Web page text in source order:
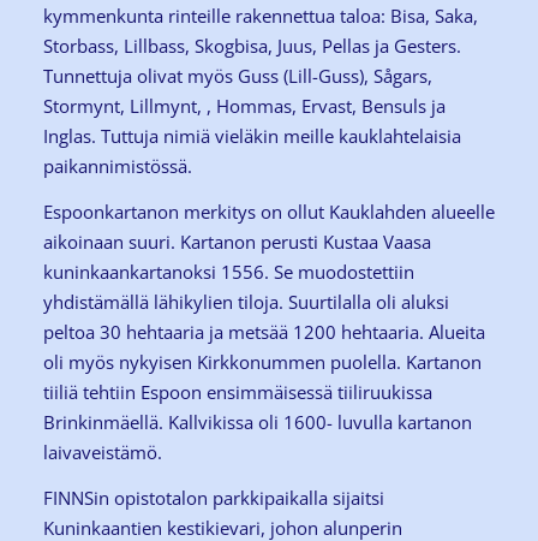
kymmenkunta rinteille rakennettua taloa: Bisa, Saka,
Storbass, Lillbass, Skogbisa, Juus, Pellas ja Gesters.
Tunnettuja olivat myös Guss (Lill-Guss), Sågars,
Stormynt, Lillmynt, , Hommas, Ervast, Bensuls ja
Inglas. Tuttuja nimiä vieläkin meille kauklahtelaisia
paikannimistössä.
Espoonkartanon merkitys on ollut Kauklahden alueelle
aikoinaan suuri. Kartanon perusti Kustaa Vaasa
kuninkaankartanoksi 1556. Se muodostettiin
yhdistämällä lähikylien tiloja. Suurtilalla oli aluksi
peltoa 30 hehtaaria ja metsää 1200 hehtaaria. Alueita
oli myös nykyisen Kirkkonummen puolella. Kartanon
tiiliä tehtiin Espoon ensimmäisessä tiiliruukissa
Brinkinmäellä. Kallvikissa oli 1600- luvulla kartanon
laivaveistämö.
FINNSin opistotalon parkkipaikalla sijaitsi
Kuninkaantien kestikievari, johon alunperin